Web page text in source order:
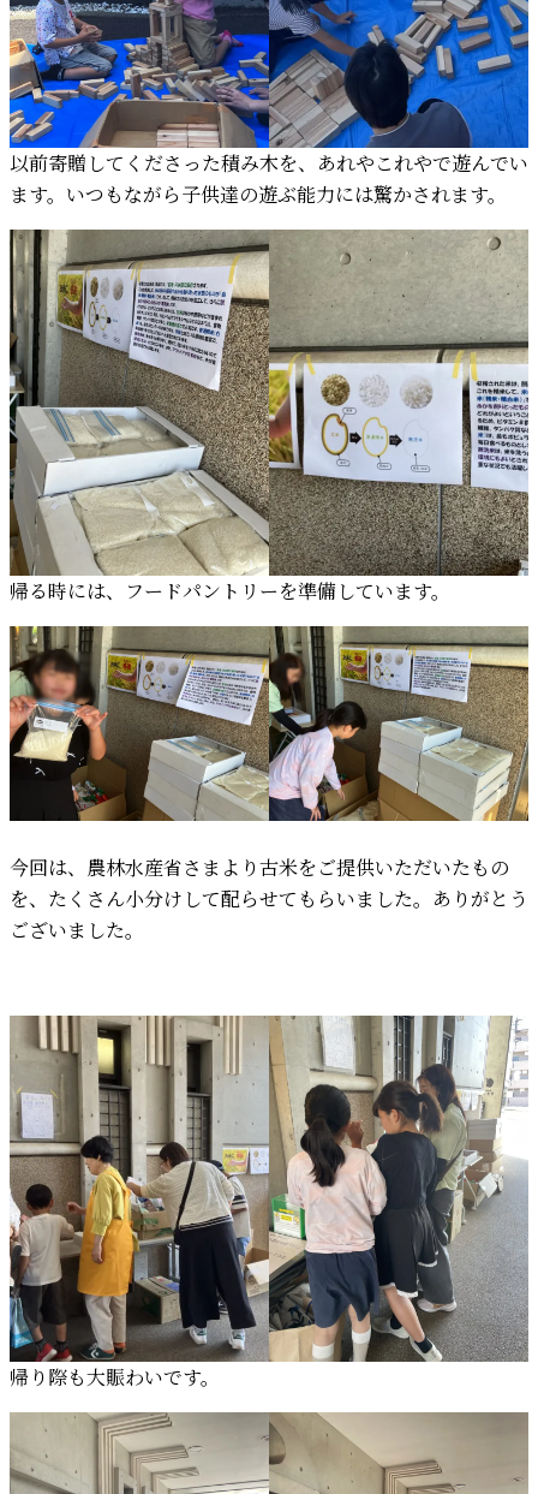
以前寄贈してくださった積み木を、あれやこれやで遊んでい
ます。いつもながら子供達の遊ぶ能力には驚かされます。
帰る時には、フードパントリーを準備しています。
今回は、農林水産省さまより古米をご提供いただいたもの
を、たくさん小分けして配らせてもらいました。ありがとう
ございました。
帰り際も大賑わいです。